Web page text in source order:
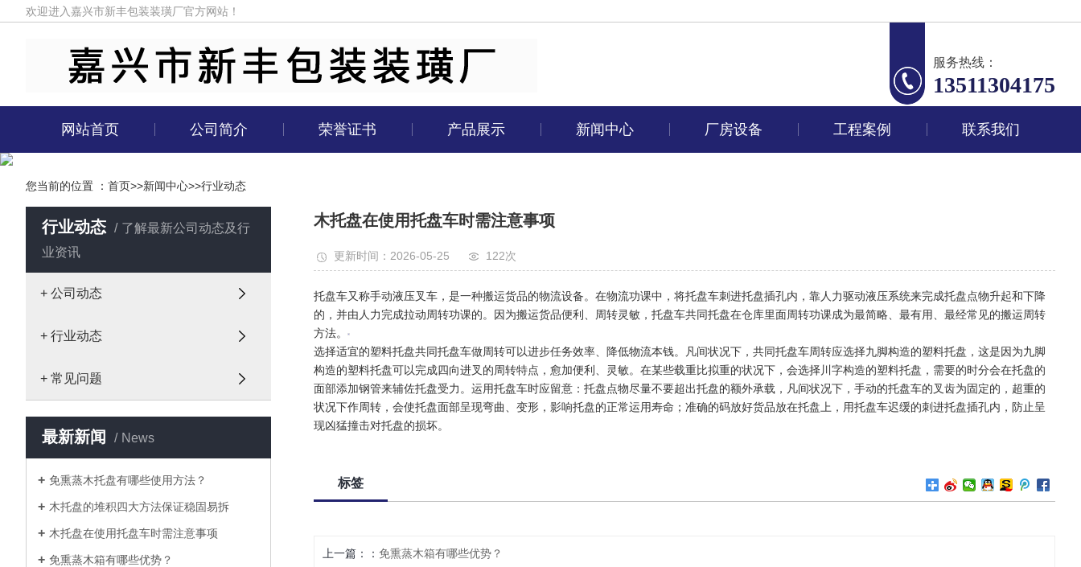
欢迎进入嘉兴市新丰包装装璜厂官方网站！
服务热线：
13511304175
网站首页 公司简介 荣誉证书 产品展示 新闻中心 厂房设备 工程案例 联系我们
您当前的位置 ： 首页>>新闻中心>>行业动态
行业动态
了解最新公司动态及行
业资讯
+ 公司动态
+ 行业动态
+ 常见问题
最新新闻 News
免熏蒸木托盘有哪些使用方法？
木托盘的堆积四大方法保证稳固易拆
木托盘在使用托盘车时需注意事项
免熏蒸木箱有哪些优势？
木托盘在使用托盘车时需注意事项
更新时间：2026-05-25 122次
托盘车又称手动液压叉车，是一种搬运货品的物流设备。在物流功课中，将托盘车刺进托盘插孔内，靠人力驱动液压系统来完成托盘点物升起和下降
的，并由人力完成拉动周转功课的。因为搬运货品便利、周转灵敏，托盘车共同托盘在仓库里面周转功课成为最简略、最有用、最经常见的搬运周转
方法。
选择适宜的塑料托盘共同托盘车做周转可以进步任务效率、降低物流本钱。凡间状况下，共同托盘车周转应选择九脚构造的塑料托盘，这是因为九脚
构造的塑料托盘可以完成四向进叉的周转特点，愈加便利、灵敏。在某些载重比拟重的状况下，会选择川字构造的塑料托盘，需要的时分会在托盘的
面部添加钢管来辅佐托盘受力。运用托盘车时应留意：托盘点物尽量不要超出托盘的额外承载，凡间状况下，手动的托盘车的叉齿为固定的，超重的
状况下作周转，会使托盘面部呈现弯曲、变形，影响托盘的正常运用寿命；准确的码放好货品放在托盘上，用托盘车迟缓的刺进托盘插孔内，防止呈
现凶猛撞击对托盘的损坏。
标签
上一篇： 免熏蒸木箱有哪些优势？